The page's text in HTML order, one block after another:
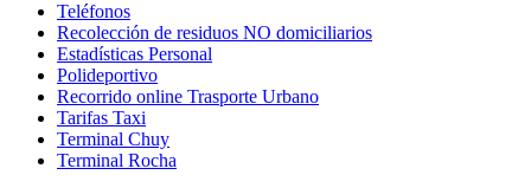
Teléfonos
Recolección de residuos NO domiciliarios
Estadísticas Personal
Polideportivo
Recorrido online Trasporte Urbano
Tarifas Taxi
Terminal Chuy
Terminal Rocha